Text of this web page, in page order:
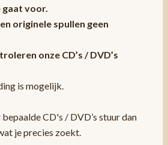
gaat voor.
originele spullen geen
onze CD’s / DVD’s
is mogelijk.
CD's / DVD’s stuur dan
je precies zoekt.